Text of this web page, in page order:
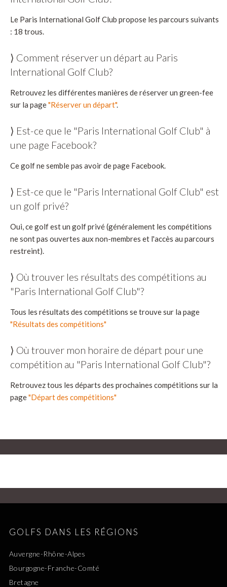
Le Paris International Golf Club propose les parcours suivants
: 18 trous.
⟩ Comment réserver un départ au Paris
International Golf Club?
Retrouvez les différentes manières de réserver un green-fee
sur la page"Réserver un départ".
⟩ Est-ce que le "Paris International Golf Club" à
une page Facebook?
Ce golf ne semble pas avoir de page Facebook.
⟩ Est-ce que le "Paris International Golf Club" est
un golf privé?
Oui, ce golf est un golf privé (généralement les compétitions
ne sont pas ouvertes aux non-membres et l'accès au parcours
restreint).
⟩ Où trouver les résultats des compétitions au
"Paris International Golf Club"?
Tous les résultats des compétitions se trouve sur la page
"Résultats des compétitions"
⟩ Où trouver mon horaire de départ pour une
compétition au "Paris International Golf Club"?
Retrouvez tous les départs des prochaines compétitions sur la
page"Départ des compétitions"
GOLFS DANS LES RÉGIONS
Auvergne-Rhône-Alpes
Bourgogne-Franche-Comté
Bretagne